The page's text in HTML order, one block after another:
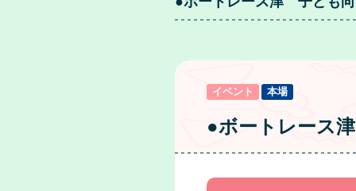
イベント 本場
●ボートレース